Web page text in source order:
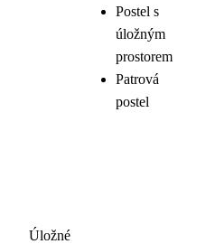
Postel s
úložným
prostorem
Patrová
postel
Úložné